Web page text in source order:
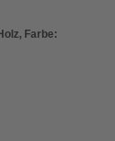
Farbe: